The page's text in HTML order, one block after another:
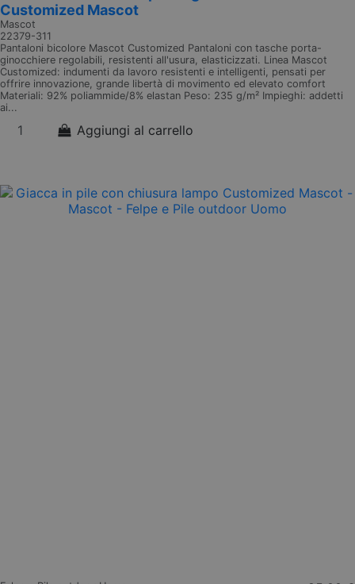
Customized Mascot
Mascot
22379-311
Pantaloni bicolore Mascot Customized Pantaloni con tasche porta-
ginocchiere regolabili, resistenti all'usura, elasticizzati. Linea Mascot
Customized: indumenti da lavoro resistenti e intelligenti, pensati per
offrire innovazione, grande libertà di movimento ed elevato comfort
Materiali: 92% poliammide/8% elastan Peso: 235 g/m² Impieghi: addetti
ai...
Aggiungi al carrello